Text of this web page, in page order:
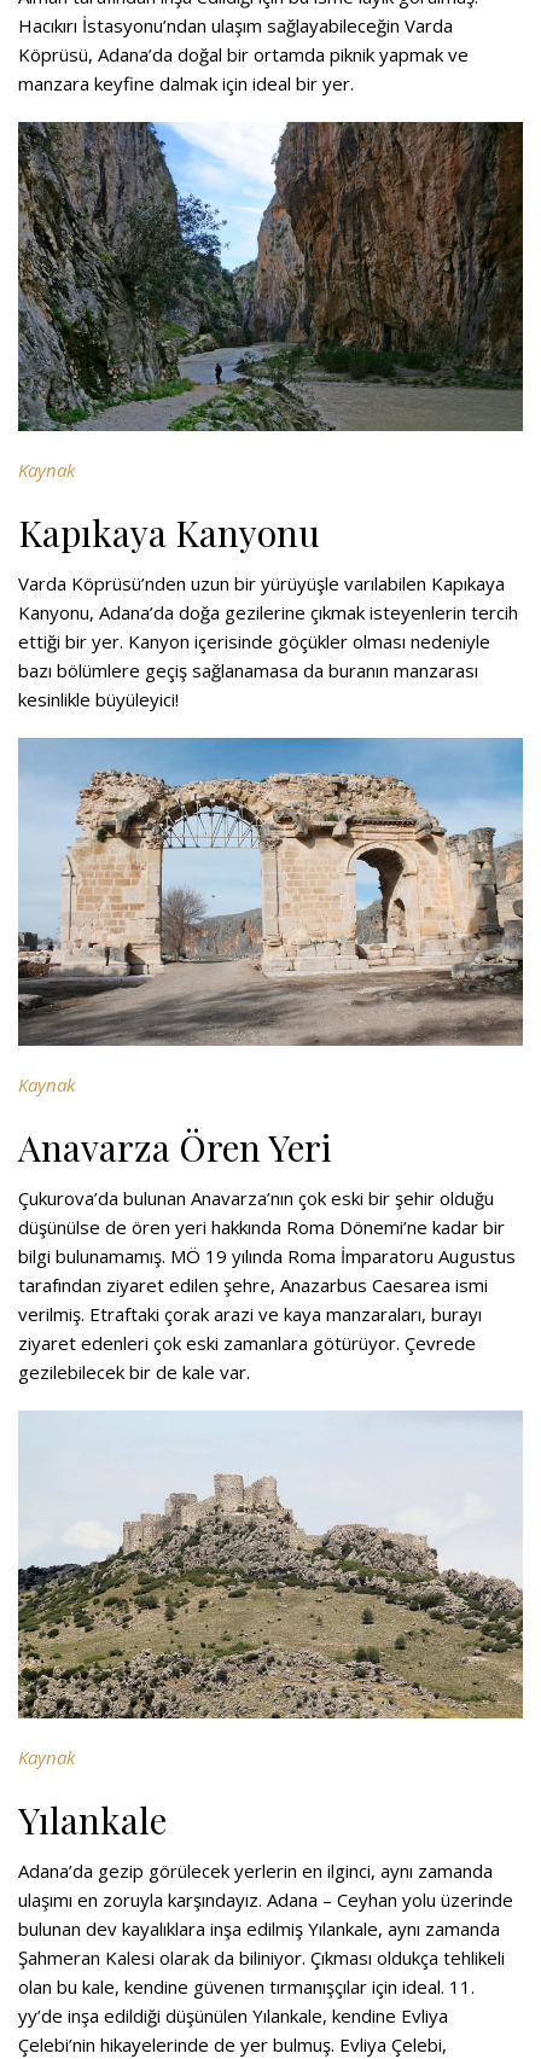
Hacıkırı İstasyonu’ndan ulaşım sağlayabileceğin Varda
Köprüsü, Adana’da doğal bir ortamda piknik yapmak ve
manzara keyfine dalmak için ideal bir yer.
Kaynak
Kapıkaya Kanyonu
Varda Köprüsü’nden uzun bir yürüyüşle varılabilen Kapıkaya
Kanyonu, Adana’da doğa gezilerine çıkmak isteyenlerin tercih
ettiği bir yer. Kanyon içerisinde göçükler olması nedeniyle
bazı bölümlere geçiş sağlanamasa da buranın manzarası
kesinlikle büyüleyici!
Kaynak
Anavarza Ören Yeri
Çukurova’da bulunan Anavarza’nın çok eski bir şehir olduğu
düşünülse de ören yeri hakkında Roma Dönemi’ne kadar bir
bilgi bulunamamış. MÖ 19 yılında Roma İmparatoru Augustus
tarafından ziyaret edilen şehre, Anazarbus Caesarea ismi
verilmiş. Etraftaki çorak arazi ve kaya manzaraları, burayı
ziyaret edenleri çok eski zamanlara götürüyor. Çevrede
gezilebilecek bir de kale var.
Kaynak
Yılankale
Adana’da gezip görülecek yerlerin en ilginci, aynı zamanda
ulaşımı en zoruyla karşındayız. Adana – Ceyhan yolu üzerinde
bulunan dev kayalıklara inşa edilmiş Yılankale, aynı zamanda
Şahmeran Kalesi olarak da biliniyor. Çıkması oldukça tehlikeli
olan bu kale, kendine güvenen tırmanışçılar için ideal. 11.
yy’de inşa edildiği düşünülen Yılankale, kendine Evliya
Çelebi’nin hikayelerinde de yer bulmuş. Evliya Çelebi,